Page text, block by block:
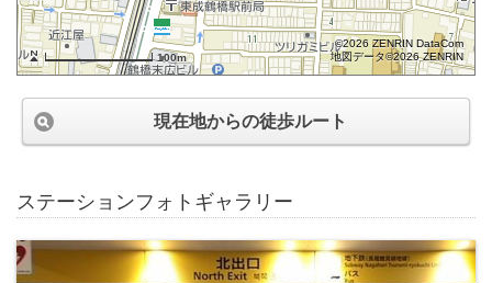
100m
©2026 ZENRIN DataCom
地図データ©2026 ZENRIN
現在地からの徒歩ルート
ステーションフォトギャラリー